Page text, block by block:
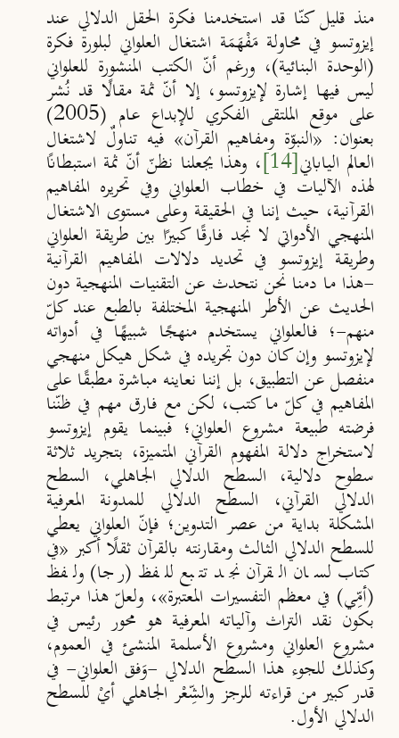
منذ قليل كنّا قد استخدمنا فكرة الحقل الدلالي عند
إيزوتسو في محاولة مَفْهَمَة اشتغال العلواني لبلورة فكرة
(الوحدة البنائية)، ورغم أنّ الكتب المنشورة للعلواني
ليس فيها إشارة لإيزوتسو، إلا أنّ ثمة مقالًا قد نُشر
على موقع الملتقى الفكري للإبداع عام (2005)
بعنوان: «النبوّة ومفاهيم القرآن» فيه تناولٌ لاشتغال
العالم الياباني[14] ، وهذا يجعلنا نظنّ أنّ ثمة استبطانًا
لهذه الآليات في خطاب العلواني وفي تحريره المفاهيم
القرآنية، حيث إننا في الحقيقة وعلى مستوى الاشتغال
المنهجي الأدواتي لا نجد فارقًا كبيرًا بين طريقة العلواني
وطريقة إيزوتسو في تحديد دلالات المفاهيم القرآنية
-هذا ما دمنا نحن نتحدث عن التقنيات المنهجية دون
الحديث عن الأطر المنهجية المختلفة بالطبع عند كلّ
منهم-؛ فالعلواني يستخدم منهجًا شبيهًا في أدواته
لإيزوتسو وإن كان دون تجريده في شكل هيكل منهجي
منفصل عن التطبيق، بل إننا نعاينه مباشرة مطبقًا على
المفاهيم في كلّ ما كتب، لكن مع فارق مهم في ظنّنا
فرضته طبيعة مشروع العلواني؛ فبينما يقوم إيزوتسو
لاستخراج دلالة المفهوم القرآني المتميزة، بتجريد ثلاثة
سطوح دلالية، السطح الدلالي الجاهلي، السطح
الدلالي القرآني، السطح الدلالي للمدونة المعرفية
المشكلة بداية من عصر التدوين؛ فإنّ العلواني يعطي
للسطح الدلالي الثالث ومقارنته بالقرآن ثقلًا أكبر «في
كتاب لسان القرآن نجد تتبع للفظ (رجا) ولفظ
(أمِّي) في معظم التفسيرات المعتبرة»، ولعلّ هذا مرتبط
بكون نقد التراث وآلياته المعرفية هو محور رئيس في
مشروع العلواني ومشروع الأسلمة المنشئ في العموم،
وكذلك للجوء هذا السطح الدلالي -وَفق العلواني- في
قدر كبير من قراءته للرجز والشِّعْر الجاهلي أيْ للسطح
الدلالي الأول.